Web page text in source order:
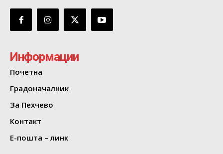
Информации
Почетна
Градоначалник
За Пехчево
Контакт
Е-пошта – линк